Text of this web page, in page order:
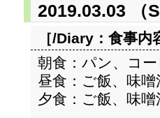
2019.03.03 （
［/Diary： 食事内
朝食：パン、コ
昼食：ご飯、味噌
夕食：ご飯、味噌